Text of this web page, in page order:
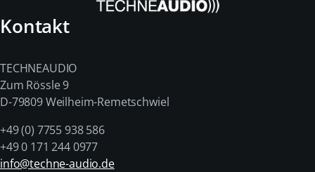
Kontakt
TECHNEAUDIO
Zum Rössle 9
D-79809 Weilheim-Remetschwiel
+49 (0) 7755 938 586
+49 0 171 244 0977
info@techne-audio.de